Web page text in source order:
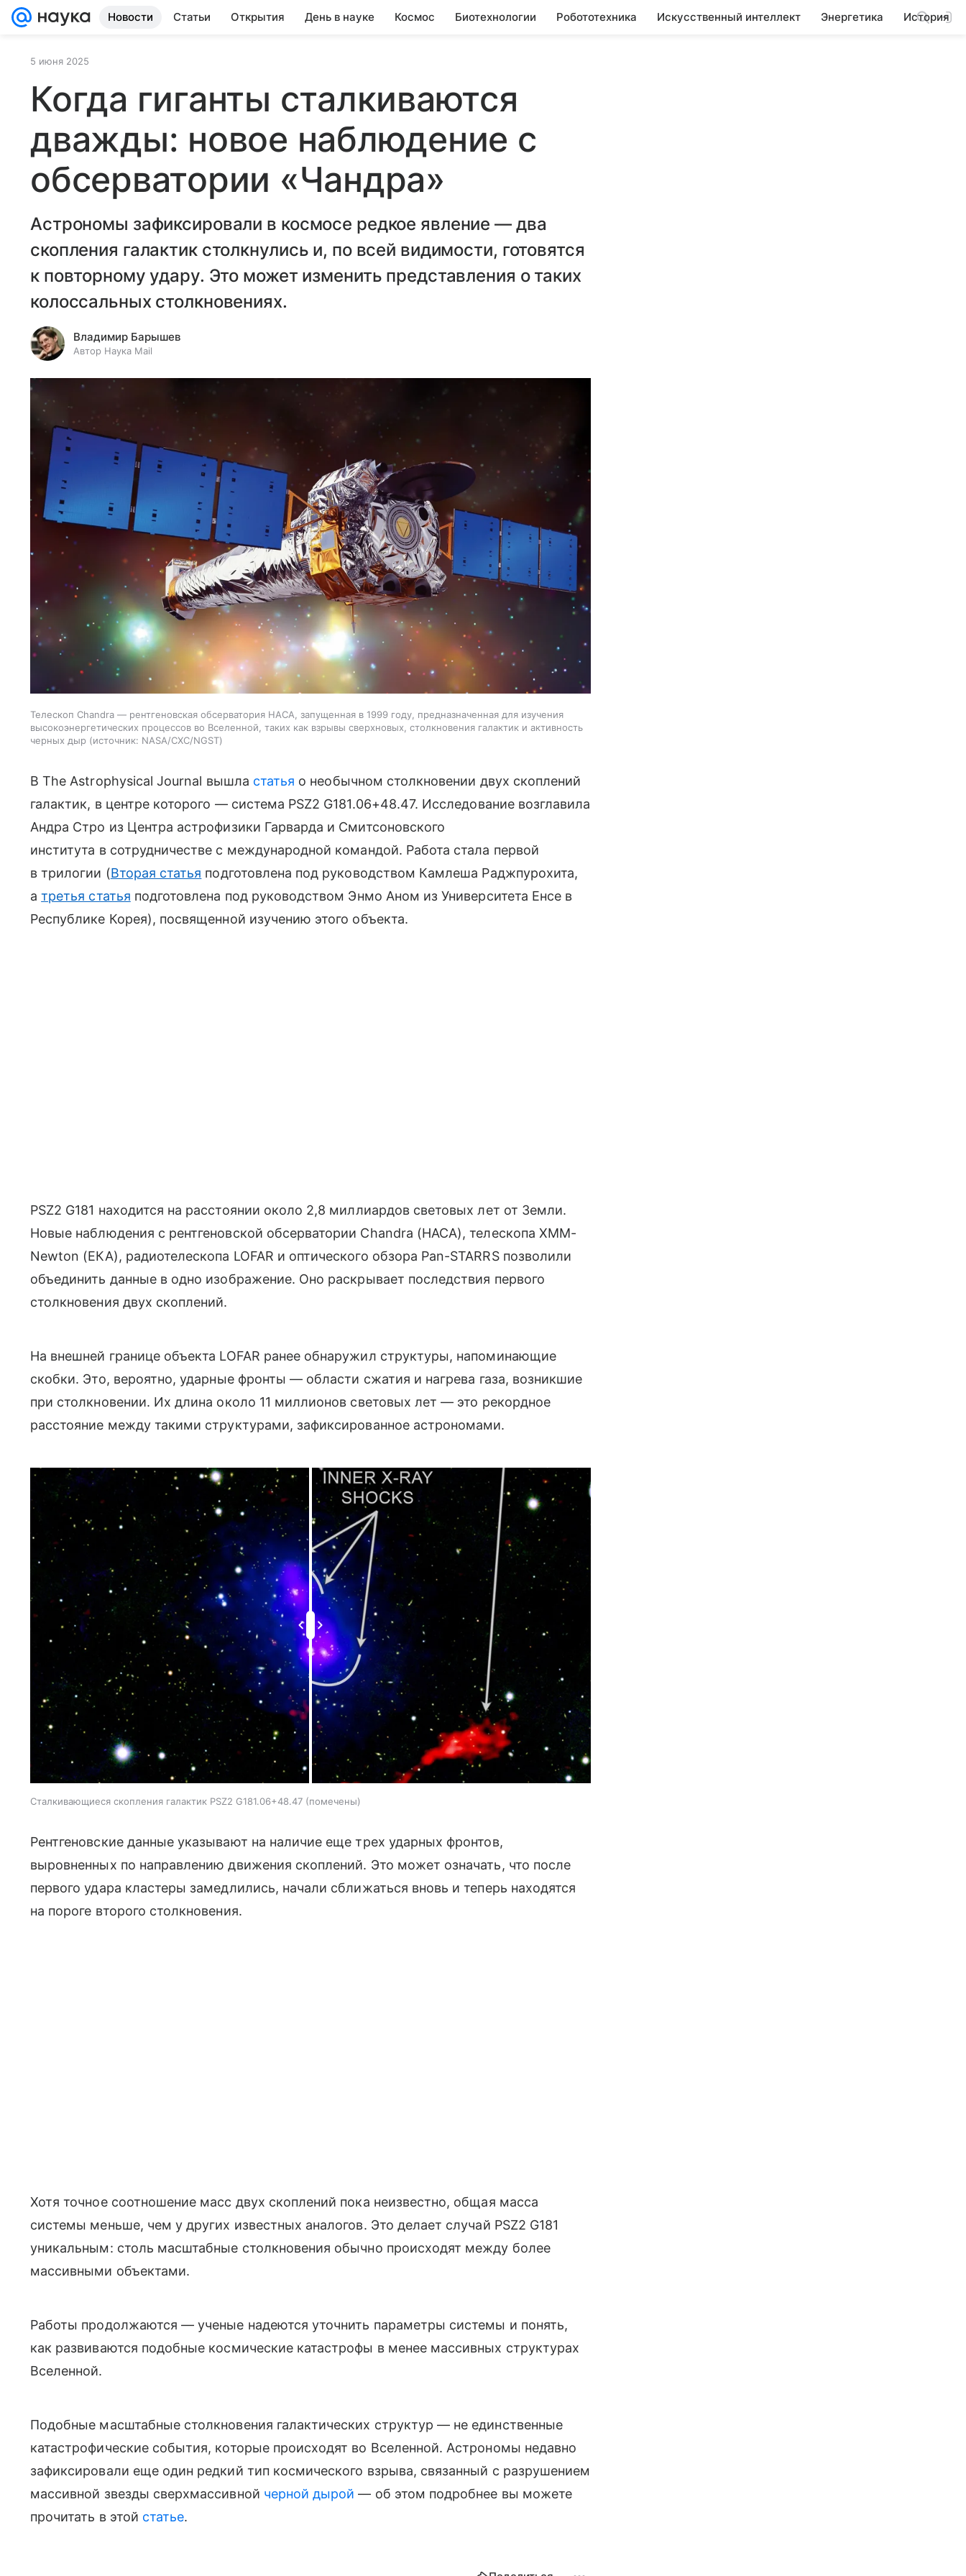
Новости Статьи Открытия День в науке Космос Биотехнологии Робототехника Искусственный интеллект Энергетика История
5 июня 2025
Когда гиганты сталкиваются
дважды: новое наблюдение с
обсерватории «Чандра»
Астрономы зафиксировали в космосе редкое явление — два
скопления галактик столкнулись и, по всей видимости, готовятся
к повторному удару. Это может изменить представления о таких
колоссальных столкновениях.
Владимир Барышев
Автор Наука Mail
Телескоп Chandra — рентгеновская обсерватория НАСА, запущенная в 1999 году, предназначенная для изучения
высокоэнергетических процессов во Вселенной, таких как взрывы сверхновых, столкновения галактик и активность
черных дыр
источник: NASA/CXC/NGST
В The Astrophysical Journal вышла статья о необычном столкновении двух скоплений
галактик, в центре которого — система PSZ2 G181.06+48.47. Исследование возглавила
Андра Стро из Центра астрофизики Гарварда и Смитсоновского
института в сотрудничестве с международной командой. Работа стала первой
в трилогии (Вторая статья подготовлена ​​под руководством Камлеша Раджпурохита,
атретья статья подготовлена ​​под руководством Энмо Аном из Университета Енсе в
Республике Корея), посвященной изучению этого объекта.
PSZ2 G181 находится на расстоянии около 2,8 миллиардов световых лет от Земли.
Новые наблюдения с рентгеновской обсерватории Chandra (НАСА), телескопа XMM-
Newton (ЕКА), радиотелескопа LOFAR и оптического обзора Pan-STARRS позволили
объединить данные в одно изображение. Оно раскрывает последствия первого
столкновения двух скоплений.
На внешней границе объекта LOFAR ранее обнаружил структуры, напоминающие
скобки. Это, вероятно, ударные фронты — области сжатия и нагрева газа, возникшие
при столкновении. Их длина около 11 миллионов световых лет — это рекордное
расстояние между такими структурами, зафиксированное астрономами.
Сталкивающиеся скопления галактик PSZ2 G181.06+48.47 (помечены)
Рентгеновские данные указывают на наличие еще трех ударных фронтов,
выровненных по направлению движения скоплений. Это может означать, что после
первого удара кластеры замедлились, начали сближаться вновь и теперь находятся
на пороге второго столкновения.
Хотя точное соотношение масс двух скоплений пока неизвестно, общая масса
системы меньше, чем у других известных аналогов. Это делает случай PSZ2 G181
уникальным: столь масштабные столкновения обычно происходят между более
массивными объектами.
Работы продолжаются — ученые надеются уточнить параметры системы и понять,
как развиваются подобные космические катастрофы в менее массивных структурах
Вселенной.
Подобные масштабные столкновения галактических структур — не единственные
катастрофические события, которые происходят во Вселенной. Астрономы недавно
зафиксировали еще один редкий тип космического взрыва, связанный с разрушением
массивной звезды сверхмассивной черной дырой — об этом подробнее вы можете
прочитать в этой статье.